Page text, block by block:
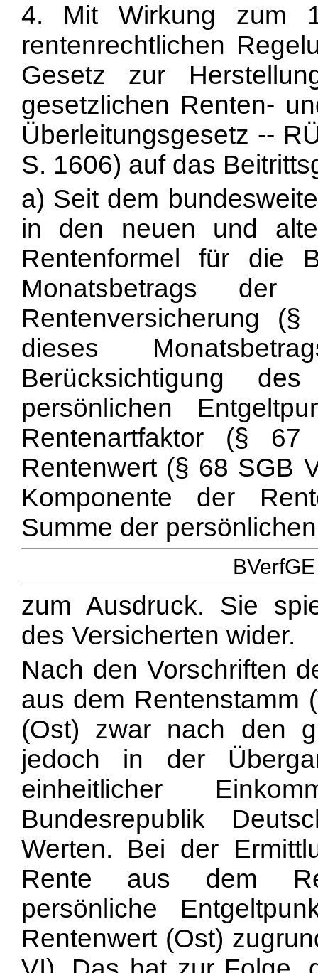
4. Mit Wirkung zum
rentenrechtlichen
Gesetz zur
gesetzlichen Renten-
Überleitungsgesetz --
S. 1606) auf das
a) Seit dem
in den neuen und
Rentenformel für die
Monatsbetrags der
Rentenversicherung
dieses
Berücksichtigung
persönlichen
Rentenartfaktor (§
Rentenwert (§ 68 SGB
Komponente der
Summe der
zum Ausdruck. Sie
des Versicherten wider.
Nach den Vorschriften
aus dem Rentenstamm
(Ost) zwar nach den
jedoch in der
einheitlicher
Bundesrepublik
Werten. Bei der
Rente aus dem
persönliche
Rentenwert (Ost)